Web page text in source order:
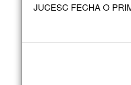
JUCESC FECHA O